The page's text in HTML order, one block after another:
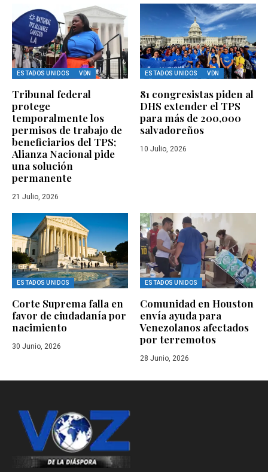
ESTADOS UNIDOS VDN
Tribunal federal
protege
temporalmente los
permisos de trabajo de
beneficiarios del TPS;
Alianza Nacional pide
una solución
permanente
21 Julio, 2026
ESTADOS UNIDOS VDN
81 congresistas piden al
DHS extender el TPS
para más de 200,000
salvadoreños
10 Julio, 2026
ESTADOS UNIDOS
Corte Suprema falla en
favor de ciudadanía por
nacimiento
30 Junio, 2026
ESTADOS UNIDOS
Comunidad en Houston
envía ayuda para
Venezolanos afectados
por terremotos
28 Junio, 2026